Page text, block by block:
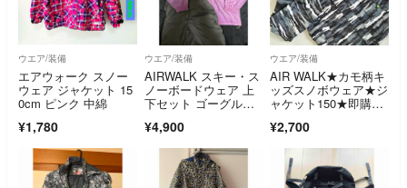
ウエア/装備
エアウォーク スノー
ウェア ジャケット 15
0cm ピンク 中綿
¥1,780
ウエア/装備
AIRWALK スキー・ス
ノーボードウェア 上
下セット ゴーグル付
¥4,900
ウエア/装備
AIR WALK★カモ柄キ
ッズスノボウェア★ジ
ャケット150★即購入
¥2,700